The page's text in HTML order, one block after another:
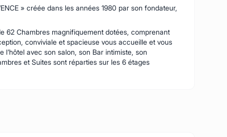
» créée dans les années 1980 par son fondateur,
62 Chambres magnifiquement dotées, comprenant
conviviale et spacieuse vous accueille et vous
l’hôtel avec son salon, son Bar intimiste, son
et Suites sont réparties sur les 6 étages